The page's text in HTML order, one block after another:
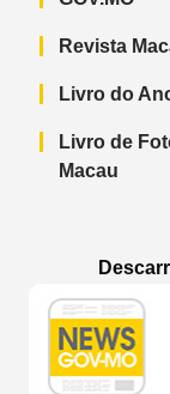
Revista
Livro do
Livro de
Macau